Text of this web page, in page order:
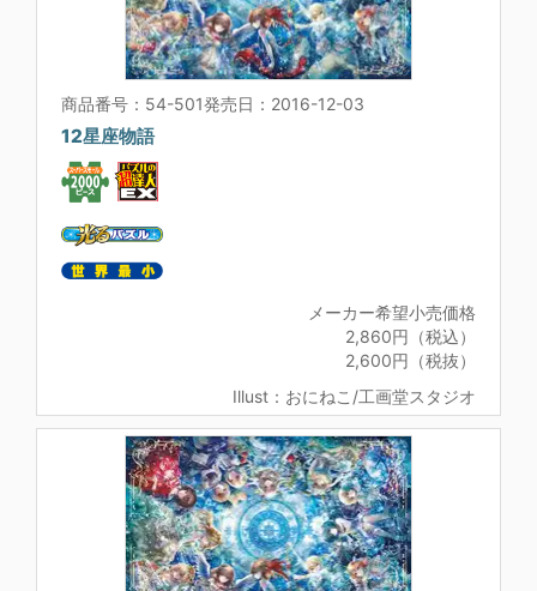
商品番号：54-501発売日：2016-12-03
12星座物語
メーカー希望小売価格
2,860円（税込）
2,600円（税抜）
Illust：おにねこ/工画堂スタジオ